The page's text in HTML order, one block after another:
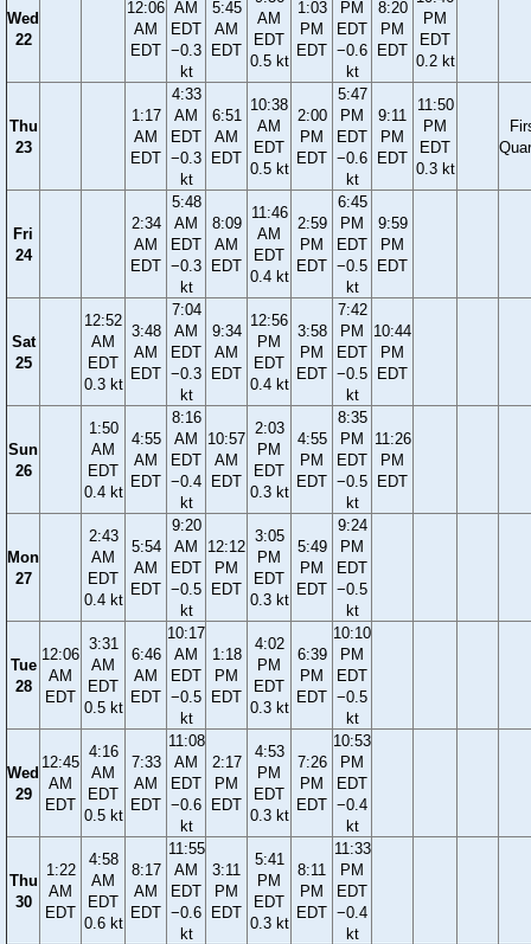
Wed
22
12:06
AM
EDT
AM
EDT
−0.3
kt
5:45
AM
EDT
AM
EDT
0.5 kt
1:03
PM
EDT
PM
EDT
−0.6
kt
8:20
PM
EDT
PM
EDT
0.2 kt
Thu
23
1:17
AM
EDT
4:33
AM
EDT
−0.3
kt
6:51
AM
EDT
10:38
AM
EDT
0.5 kt
2:00
PM
EDT
5:47
PM
EDT
−0.6
kt
9:11
PM
EDT
11:50
PM
EDT
0.3 kt
Fri
24
2:34
AM
EDT
5:48
AM
EDT
−0.3
kt
8:09
AM
EDT
11:46
AM
EDT
0.4 kt
2:59
PM
EDT
6:45
PM
EDT
−0.5
kt
9:59
PM
EDT
Sat
25
12:52
AM
EDT
0.3 kt
3:48
AM
EDT
7:04
AM
EDT
−0.3
kt
9:34
AM
EDT
12:56
PM
EDT
0.4 kt
3:58
PM
EDT
7:42
PM
EDT
−0.5
kt
10:44
PM
EDT
Sun
26
1:50
AM
EDT
0.4 kt
4:55
AM
EDT
8:16
AM
EDT
−0.4
kt
10:57
AM
EDT
2:03
PM
EDT
0.3 kt
4:55
PM
EDT
8:35
PM
EDT
−0.5
kt
11:26
PM
EDT
Mon
27
2:43
AM
EDT
0.4 kt
5:54
AM
EDT
9:20
AM
EDT
−0.5
kt
12:12
PM
EDT
3:05
PM
EDT
0.3 kt
5:49
PM
EDT
9:24
PM
EDT
−0.5
kt
Tue
28
12:06
AM
EDT
3:31
AM
EDT
0.5 kt
6:46
AM
EDT
10:17
AM
EDT
−0.5
kt
1:18
PM
EDT
4:02
PM
EDT
0.3 kt
6:39
PM
EDT
10:10
PM
EDT
−0.5
kt
Wed
29
12:45
AM
EDT
4:16
AM
EDT
0.5 kt
7:33
AM
EDT
11:08
AM
EDT
−0.6
kt
2:17
PM
EDT
4:53
PM
EDT
0.3 kt
7:26
PM
EDT
10:53
PM
EDT
−0.4
kt
Thu
30
1:22
AM
EDT
4:58
AM
EDT
0.6 kt
8:17
AM
EDT
11:55
AM
EDT
−0.6
kt
3:11
PM
EDT
5:41
PM
EDT
0.3 kt
8:11
PM
EDT
11:33
PM
EDT
−0.4
kt